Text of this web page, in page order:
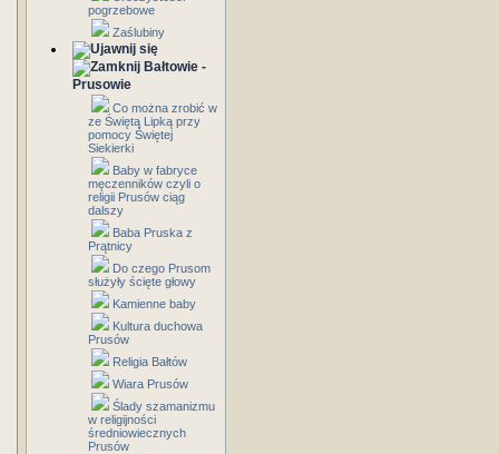
pogrzebowe
Zaślubiny
Bałtowie -
Prusowie
Co można zrobić w
ze Świętą Lipką przy
pomocy Świętej
Siekierki
Baby w fabryce
męczenników czyli o
religii Prusów ciąg
dalszy
Baba Pruska z
Prątnicy
Do czego Prusom
służyły ścięte głowy
Kamienne baby
Kultura duchowa
Prusów
Religia Bałtów
Wiara Prusów
Ślady szamanizmu
w religijności
średniowiecznych
Prusów